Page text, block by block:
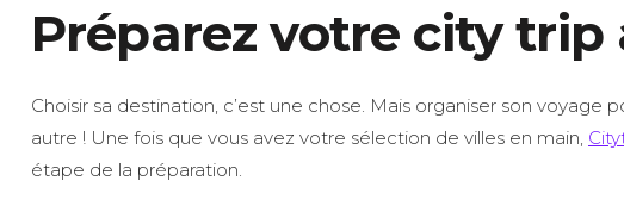
Préparez votre city trip
Choisir sa destination, c’est une chose. Mais organiser son voyage
autre ! Une fois que vous avez votre sélection de villes en main,
étape de la préparation.